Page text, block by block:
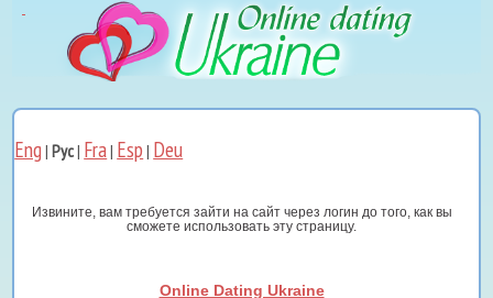
Eng |Рус| Fra| Esp | Deu
Извините, вам требуется зайти на сайт через логин до того, как вы
сможете использовать эту страницу.
Online Dating Ukraine